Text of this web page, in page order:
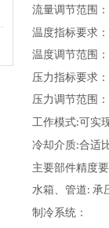
流量调节范围：
温度指标要求：
温度调节范围：
压力指标要求：
压力调节范围：
工作模式:可实
冷却介质:合适
主要部件精度
水箱、管道: 承
制冷系统：